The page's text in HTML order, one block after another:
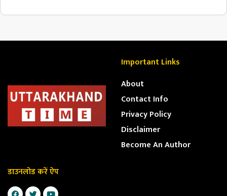
Important Links
About
Contact Info
Privacy Policy
Disclaimer
Become An Author
डाउनलोड करें ऐप